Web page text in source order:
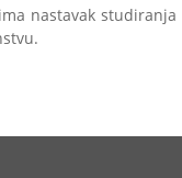
nastavak